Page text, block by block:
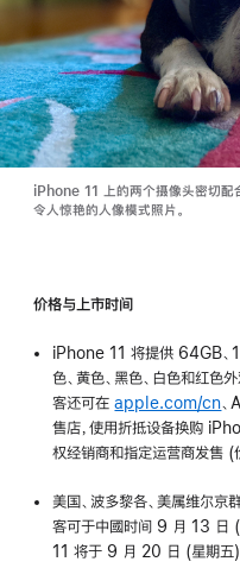
iPhone 11 上的两个摄像头密切配
令人惊艳的人像模式照片。
价格与上市时间
iPhone 11 将提供 64GB、
色、黄色、黑色、白色和红
客还可在apple.com/cn
售店，使用折抵设备换购
权经销商和指定运营商发售 (
美国、波多黎各、美属维尔
客可于中國时间 9 月 13 日
11 将于 9 月 20 日 (星期五)